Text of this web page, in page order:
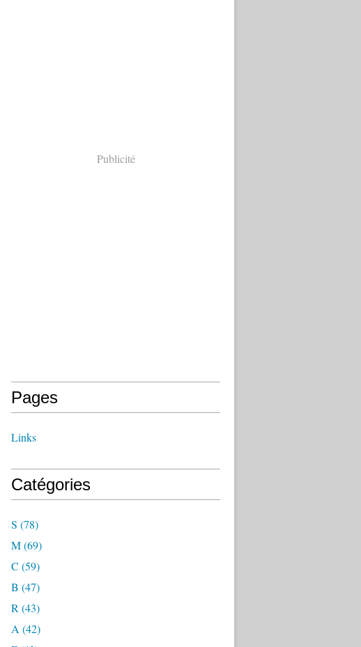
Publicité
Pages
Links
Catégories
S (78)
M(69)
C (59)
B (47)
R (43)
A (42)